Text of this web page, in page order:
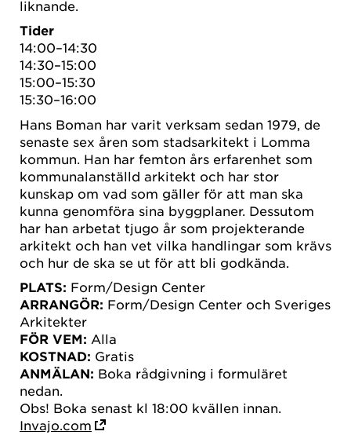
liknande.
Tider
14:00–14:30
14:30–15:00
15:00–15:30
15:30–16:00
Hans Boman har varit verksam sedan 1979, de
senaste sex åren som stadsarkitekt i Lomma
kommun. Han har femton års erfarenhet som
kommunalanställd arkitekt och har stor
kunskap om vad som gäller för att man ska
kunna genomföra sina byggplaner. Dessutom
har han arbetat tjugo år som projekterande
arkitekt och han vet vilka handlingar som krävs
och hur de ska se ut för att bli godkända.
PLATS: Form/Design Center
ARRANGÖR: Form/Design Center och Sveriges
Arkitekter
FÖR VEM: Alla
KOSTNAD: Gratis
ANMÄLAN: Boka rådgivning i formuläret
nedan.
Obs! Boka senast kl 18:00 kvällen innan.
Invajo.com